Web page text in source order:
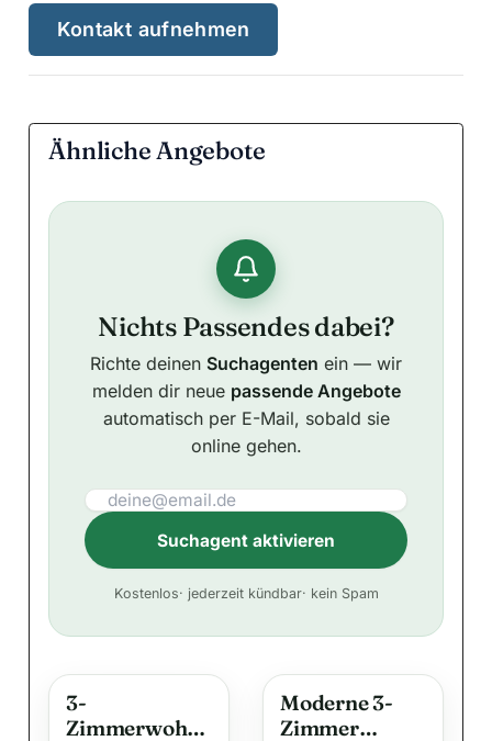
Kontakt aufnehmen
Ähnliche Angebote
Nichts Passendes dabei?
Richte deinen Suchagenten ein — wir
melden dir neue passende Angebote
automatisch per E-Mail, sobald sie
online gehen.
Suchagent aktivieren
t
Kostenlos· jederzeit kündbar· kein Spam
3-
Zimmerwohn
Moderne 3-
Zimmer